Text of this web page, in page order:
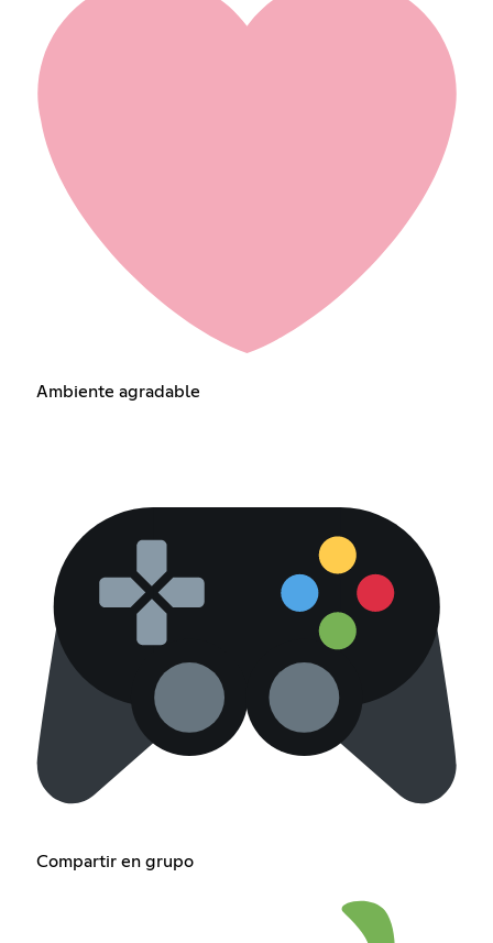
Ambiente agradable
Compartir en grupo